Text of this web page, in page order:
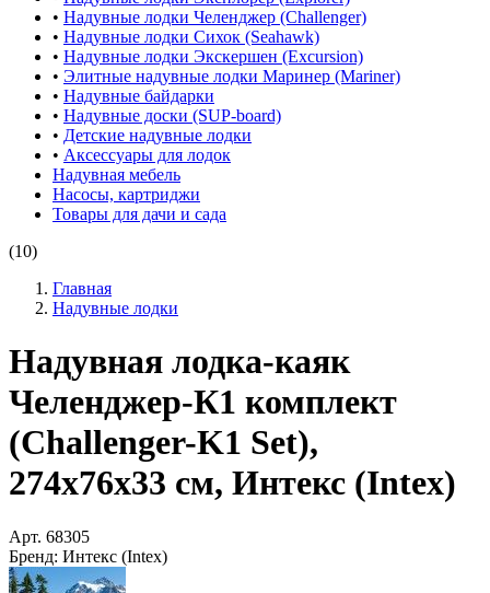
• Надувные лодки Челенджер (Challenger)
• Надувные лодки Сихок (Seahawk)
• Надувные лодки Экскершен (Excursion)
• Элитные надувные лодки Маринер (Mariner)
• Надувные байдарки
• Надувные доски (SUP-board)
• Детские надувные лодки
• Аксессуары для лодок
Надувная мебель
Насосы, картриджи
Товары для дачи и сада
(10)
Главная
Надувные лодки
Надувная лодка-каяк
Челенджер-К1 комплект
(Challenger-K1 Set),
274х76х33 см, Интекс (Intex)
Арт. 68305
Бренд: Интекс (Intex)